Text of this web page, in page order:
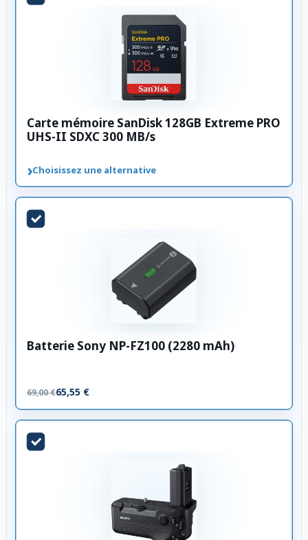
Carte mémoire SanDisk 128GB Extreme PRO
UHS-II SDXC 300 MB/s
›Choisissez une alternative
Batterie Sony NP-FZ100 (2280 mAh)
69,00 €65,55 €